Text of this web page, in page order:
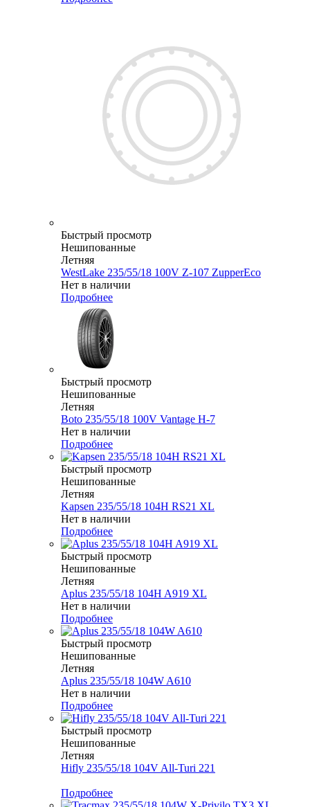
Быстрый просмотр
Нешипованные
Летняя
WestLake 235/55/18 100V Z-107 ZupperEco
Нет в наличии
Подробнее
Быстрый просмотр
Нешипованные
Летняя
Boto 235/55/18 100V Vantage H-7
Нет в наличии
Подробнее
Быстрый просмотр
Нешипованные
Летняя
Kapsen 235/55/18 104H RS21 XL
Нет в наличии
Подробнее
Быстрый просмотр
Нешипованные
Летняя
Aplus 235/55/18 104H A919 XL
Нет в наличии
Подробнее
Быстрый просмотр
Нешипованные
Летняя
Aplus 235/55/18 104W A610
Нет в наличии
Подробнее
Быстрый просмотр
Нешипованные
Летняя
Hifly 235/55/18 104V All-Turi 221
Подробнее